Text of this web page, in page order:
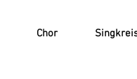
Chor